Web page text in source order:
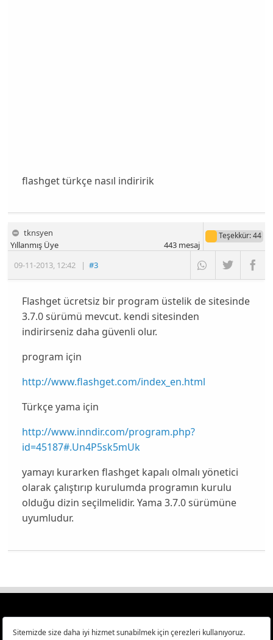
flashget türkçe nasıl indiririk
tknsyen
09-11-2013, 12:42 |#3
Yıllanmış Üye
Teşekkür: 44
443mesaj
Flashget ücretsiz bir program üstelik de sitesinde
3.7.0 sürümü mevcut. kendi sitesinden
indirirseniz daha güvenli olur.
program için
http://www.flashget.com/index_en.html
Türkçe yama için
http://www.inndir.com/program.php?
id=45187#.Un4P5sk5mUk
yamayı kurarken flashget kapalı olmalı yönetici
olarak çalıştırıp kurulumda programın kurulu
olduğu dizin seçilmelidir. Yama 3.7.0 sürümüne
uyumludur.
Türkiye